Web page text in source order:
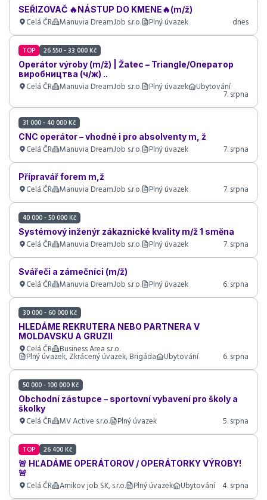
SEŘIZOVAČ 🔥NÁSTUP DO KMENE🔥(m/ž)
Celá ČR Manuvia DreamJob s.r.o. Plný úvazek dnes
TOP 26 550 - 33 000 Kč
Operátor výroby (m/ž) | Žatec – Triangle/Оператор
виробництва (ч/ж) ..
Celá ČR Manuvia DreamJob s.r.o. Plný úvazek Ubytování
7. srpna
31 000 - 40 000 Kč
CNC operátor – vhodné i pro absolventy m, ž
Celá ČR Manuvia DreamJob s.r.o. Plný úvazek 7. srpna
Přípravář forem m,ž
Celá ČR Manuvia DreamJob s.r.o. Plný úvazek 7. srpna
40 000 - 50 000 Kč
Systémový inženýr zákaznické kvality m/ž 1 směna
Celá ČR Manuvia DreamJob s.r.o. Plný úvazek 7. srpna
Svářeči a zámečníci (m/ž)
Celá ČR Manuvia DreamJob s.r.o. Plný úvazek 6. srpna
30 000 - 60 000 Kč
HLEDÁME REKRUTERA NEBO PARTNERA V
MOLDAVSKU A GRUZII
Celá ČR Business Area s.r.o.
Plný úvazek, Zkrácený úvazek, Brigáda Ubytování 6. srpna
50 000 - 100 000 Kč
Obchodní zástupce – sportovní vybavení pro školy a
školky
Celá ČR MV Active s.r.o. Plný úvazek 5. srpna
TOP 26 400 Kč
🚨 HĽADÁME OPERÁTOROV / OPERÁTORKY VÝROBY!
🚨
Celá ČR Amikov job SK, s.r.o. Plný úvazek Ubytování 4. srpna